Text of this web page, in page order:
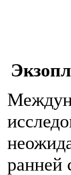
ранней